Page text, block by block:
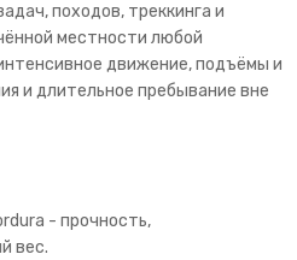
походов, треккинга и
местности любой
движение, подъёмы и
и длительное пребывание вне
- прочность,
вес.